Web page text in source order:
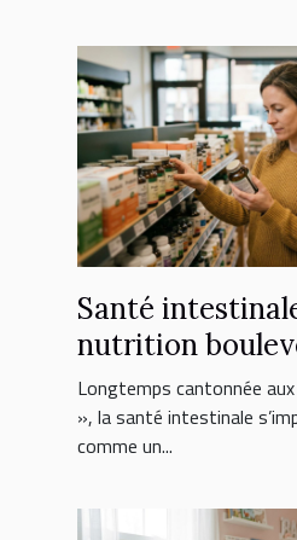
Santé
nutrition
choix de
Longtemps cantonnée
», la santé intestinale
comme un...